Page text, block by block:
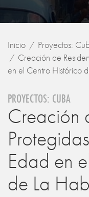
Inicio
Proyectos:
Creación de
en el Centro Histórico
PROYECTOS: CUBA
Creación
Edad en
de La